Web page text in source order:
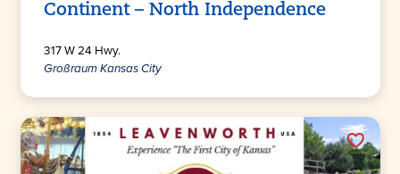
Continent – North Independence
317 W 24 Hwy.
Großraum Kansas City